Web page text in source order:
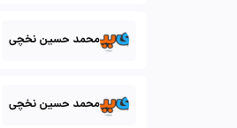
محمد حسین نخچی
محمد حسین نخچی